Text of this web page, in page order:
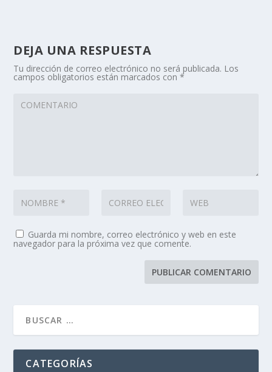
DEJA UNA RESPUESTA
Tu dirección de correo electrónico no será publicada. Los
campos obligatorios están marcados con*
Guarda mi nombre, correo electrónico y web en este
navegador para la próxima vez que comente.
CATEGORÍAS